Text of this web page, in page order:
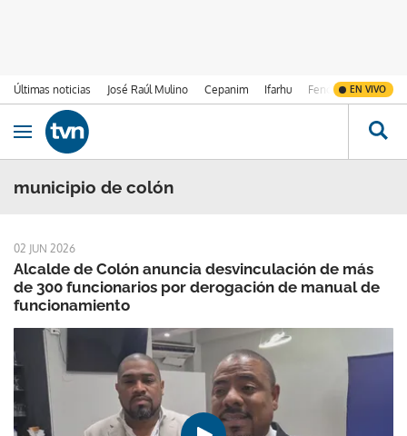
Últimas noticias José Raúl Mulino Cepanim Ifarhu Fenómeno de El
EN VIVO
Ir al contenido
Obrir navegació
municipio de colón
02 JUN 2026
Alcalde de Colón anuncia desvinculación de más
de 300 funcionarios por derogación de manual de
funcionamiento